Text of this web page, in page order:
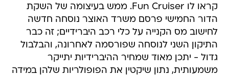
קראו לו Fun Cruiser. ממש בעיצומה של השקת
הדור החמישי פרסם משרד האוצר נוסחה חדשה
לחישוב מס הקנייה על כלי רכב היברידיים; זה כבר
התיקון השני לנוסחה שפורסמה לאחרונה, והבלבול
גדול - יתכן מאוד שמחיר ההיברידיות יתייקר
משמעותית, נתון שיקטין את הפופולריות שלהן במידה